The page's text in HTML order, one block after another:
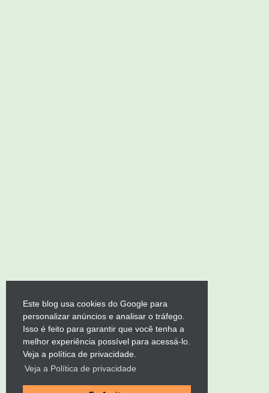
Este blog usa cookies do Google para
personalizar anúncios e analisar o tráfego.
Isso é feito para garantir que você tenha a
melhor experiência possível para acessá-lo.
Veja a política de privacidade.
Veja a Política de privacidade